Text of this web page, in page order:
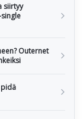
siirtyy
Outernet